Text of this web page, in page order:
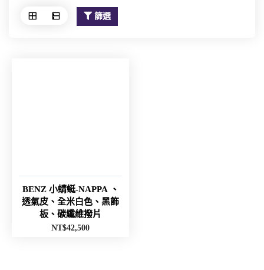
篩選
BENZ 小蜻蜓-NAPPA 、
透氣皮、全米白色、黑飾
板、碳纖維撥片
NT$42,500